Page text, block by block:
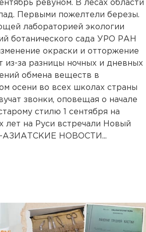
ревуном. В лесах области
Первыми пожелтели березы.
лабораторией экологии
ботанического сада УРО РАН
окраски и отторжение
из-за разницы ночных и дневных
обмена веществ в
осени во всех школах страны
звонки, оповещая о начале
стилю 1 сентября на
лет на Руси встречали Новый
АЗИАТСКИЕ НОВОСТИ...